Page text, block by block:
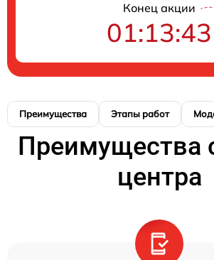
Конец акции
01:13:42
Преимущества Этапы работ
Преимущества
центра